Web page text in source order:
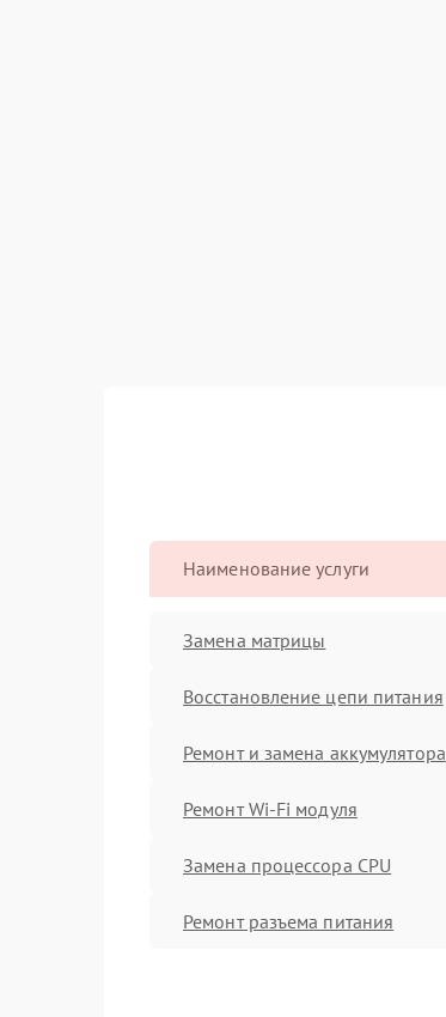
Наименование услуги
Замена матрицы
Восстановление цепи питания
Ремонт и замена аккумулятора
Ремонт Wi-Fi модуля
Замена процессора CPU
Ремонт разъема питания